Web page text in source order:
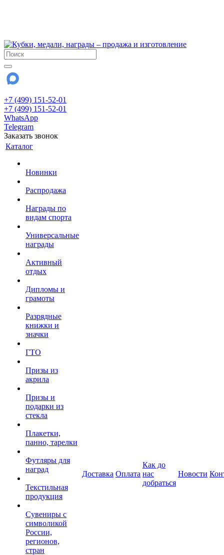
+7 (499) 151-52-01
+7 (499) 151-52-01
WhatsApp
Telegram
Заказать звонок
Каталог
Новинки
Распродажа
Награды по
видам спорта
Универсальные
награды
Активный
отдых
Дипломы и
грамоты
Разрядные
книжки и
значки
ГТО
Призы из
акрила
Призы и
подарки из
стекла
Плакетки,
панно, тарелки
Футляры для
наград
Текстильная
продукция
Сувениры с
символикой
России,
регионов,
стран
Доставка Оплата
Как до
нас
добраться
Новости